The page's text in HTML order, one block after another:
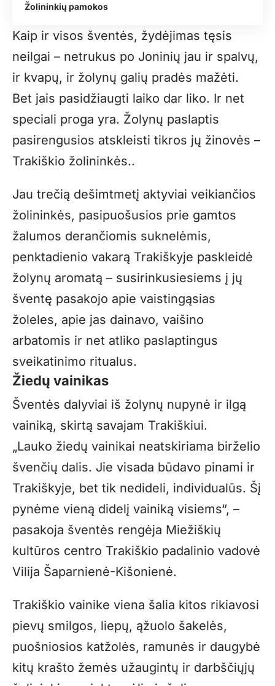
Žolininkių pamokos
Kaip ir visos šventės, žydėjimas tęsis
neilgai – netrukus po Joninių jau ir spalvų,
ir kvapų, ir žolynų galių pradės mažėti.
Bet jais pasidžiaugti laiko dar liko. Ir net
speciali proga yra. Žolynų paslaptis
pasirengusios atskleisti tikros jų žinovės –
Trakiškio žolininkės..
Jau trečią dešimtmetį aktyviai veikiančios
žolininkės, pasipuošusios prie gamtos
žalumos derančiomis suknelėmis,
penktadienio vakarą Trakiškyje paskleidė
žolynų aromatą – susirinkusiesiems į jų
šventę pasakojo apie vaistingąsias
žoleles, apie jas dainavo, vaišino
arbatomis ir net atliko paslaptingus
sveikatinimo ritualus.
Žiedų vainikas
Šventės dalyviai iš žolynų nupynė ir ilgą
vainiką, skirtą savajam Trakiškiui.
„Lauko žiedų vainikai neatskiriama birželio
švenčių dalis. Jie visada būdavo pinami ir
Trakiškyje, bet tik nedideli, individualūs. Šį
pynėme vieną didelį vainiką visiems“, –
pasakoja šventės rengėja Miežiškių
kultūros centro Trakiškio padalinio vadovė
Vilija Šaparnienė-Kišonienė.
Trakiškio vainike viena šalia kitos rikiavosi
pievų smilgos, liepų, ąžuolo šakelės,
puošniosios katžolės, ramunės ir daugybė
kitų krašto žemės užaugintų ir darbščiųjų